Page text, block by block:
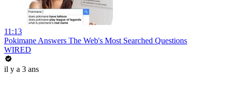
11:13
Pokimane Answers The Web's Most Searched Questions
WIRED
il y a 3 ans